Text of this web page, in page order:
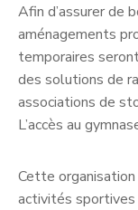
Afin d’assurer de
aménagements
temporaires
des solutions de
associations de
L’accès au
Cette
activités sportives